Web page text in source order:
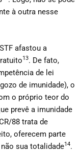
à outra nesse
afastou a
13. De fato,
de lei
de imunidade), o
o próprio teor do
prevê a imunidade
88 trata de
oferecem parte
sua totalidade14.